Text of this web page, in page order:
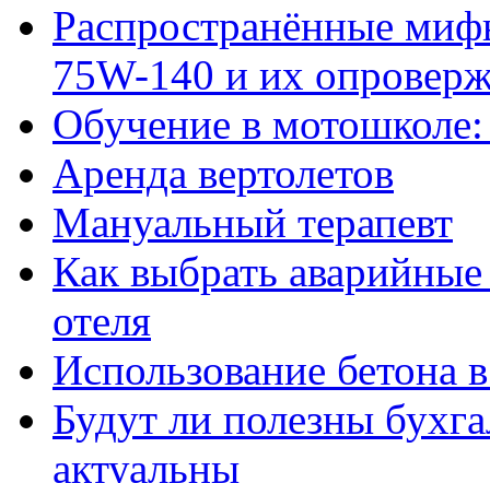
Распространённые
75W-140 и их
Обучение в
Аренда вертолетов
Мануальный терапевт
Как выбрать
отеля
Использование бетона
Будут ли полезны
актуальны